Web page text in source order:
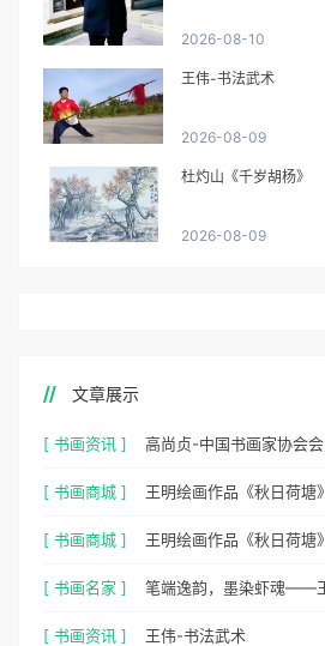
2026-08-10
王伟-书法武术
2026-08-09
杜灼山《千岁胡杨》
2026-08-09
文章展示
[ 书画资讯 ] 高尚贞-中国书画家协会会
[ 书画商城 ] 王明绘画作品《秋日荷塘》
[ 书画商城 ] 王明绘画作品《秋日荷塘》
[ 书画名家 ] 笔端逸韵，墨染虾魂——
[ 书画资讯 ] 王伟-书法武术